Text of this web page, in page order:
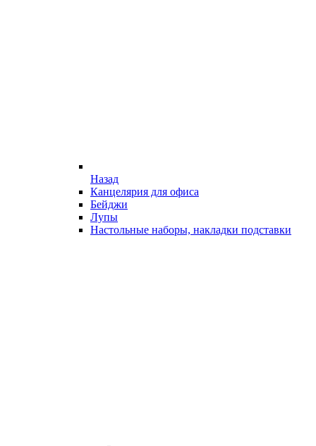
Назад
Канцелярия для офиса
Бейджи
Лупы
Настольные наборы, накладки подставки